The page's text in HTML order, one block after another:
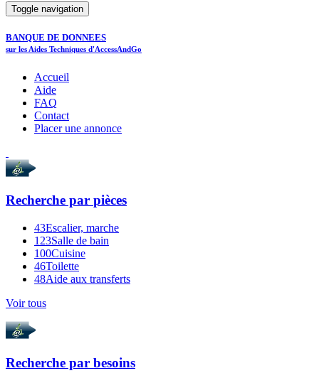
Toggle navigation
BANQUE DE DONNEES
sur les Aides Techniques d'AccessAndGo
Accueil
Aide
FAQ
Contact
Placer une annonce
Recherche par pièces
43Escalier, marche
123Salle de bain
100Cuisine
46Toilette
48Aide aux transferts
Voir tous
Recherche par besoins